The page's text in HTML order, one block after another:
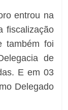
entrou na
fiscalização
também foi
de
E em 03
Delegado